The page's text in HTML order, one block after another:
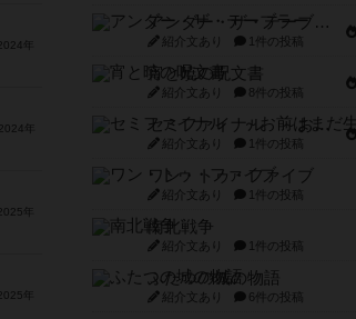
年
2024年
年
年
アンダー・ザ・テーブラー
紹介文あり 1件の投稿
宵と暁の呪文書
紹介文あり 8件の投稿
セミファイナル ～お前はまだ生きている～
紹介文あり 1件の投稿
ワン・トゥ・ファイブ
紹介文あり 1件の投稿
南北戦争
紹介文あり 1件の投稿
ふたつの城の物語
紹介文あり 6件の投稿